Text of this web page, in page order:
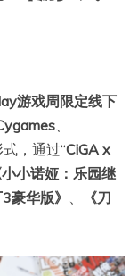
游戏周限定线下
、
，通过“CiGA x
小小诺娅：乐园继
豪华版》 、
《刀